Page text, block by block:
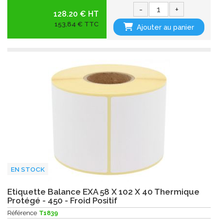
128.20 € HT
153,84 € TTC
- +
Ajouter au panier
EN STOCK
Etiquette Balance EXA 58 X 102 X 40 Thermique
Protégé - 450 - Froid Positif
Référence T1839